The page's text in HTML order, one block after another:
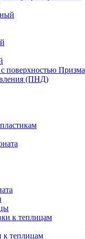
поверхностью Призма
(ПНД)
к теплицам
к теплицам